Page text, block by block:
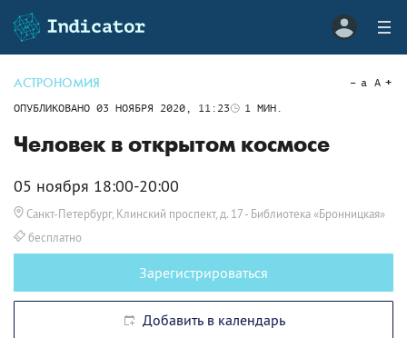
АСТРОНОМИЯ
ОПУБЛИКОВАНО 03 НОЯБРЯ 2020, 11:23 1 МИН.
a A
Человек в открытом космосе
05 ноября 18:00-20:00
Санкт-Петербург, Клинский проспект, д. 17- Библиотека «Бронницкая»
бесплатно
Зарегистрироваться
Добавить в календарь